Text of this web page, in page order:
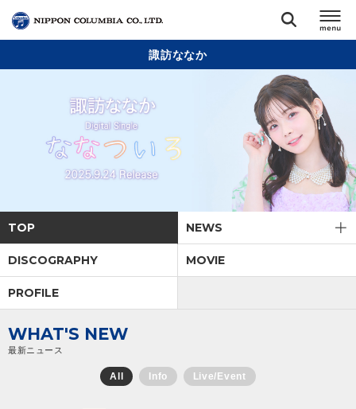
アーティスト
オーディション
直営ショップ
諏訪ななか
TOP NEWS
DISCOGRAPHY MOVIE
PROFILE
WHAT'S NEW
最新ニュース
All Info Live/Event